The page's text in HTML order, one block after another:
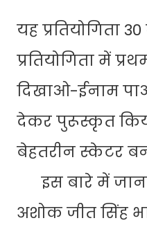
यह प्रतियोगिता
प्रतियोगिता में
दिखाओ-ईनाम
देकर पुरूस्कृत
बेहतरीन स्केटर
इस बारे में
अशोक जीत सिंह